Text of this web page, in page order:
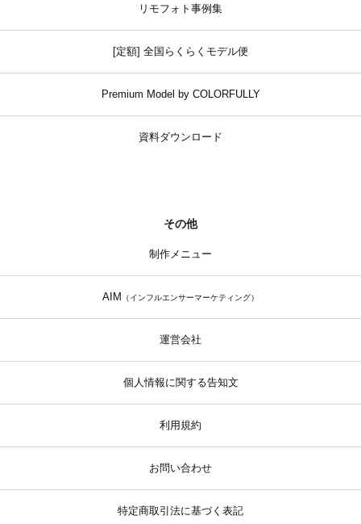
リモフォト事例集
[定額] 全国らくらくモデル便
Premium Model by COLORFULLY
資料ダウンロード
その他
制作メニュー
AIM （インフルエンサーマーケティング）
運営会社
個人情報に関する告知文
利用規約
お問い合わせ
特定商取引法に基づく表記